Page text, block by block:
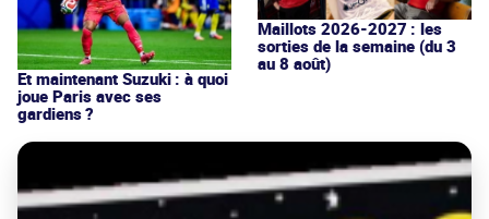
Et maintenant Suzuki : à quoi
joue Paris avec ses
gardiens ?
Maillots 2026-2027 : les
sorties de la semaine (du 3
au 8 août)